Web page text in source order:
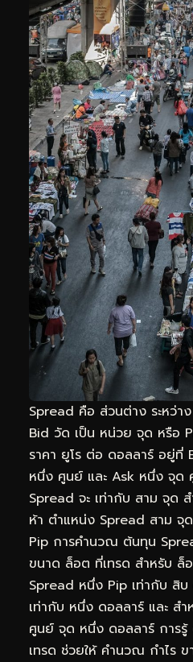
Spread คือ ส่วนต่าง ระหว่า
Bid วัด เป็น หน่วย จุด หรือ
ราคา ยูโร ต่อ ดอลลาร์ อยู่
หนึ่ง ศูนย์ และ Ask หนึ่ง จุด
Spread จะ เท่ากับ สาม จุด
ห้า ตำแหน่ง Spread สาม จุ
Pip การคำนวณ ต้นทุน
ขนาด ล็อต ที่เทรด สำหรับ
Spread หนึ่ง Pip เท่ากับ สิ
เท่ากับ หนึ่ง ดอลลาร์ และ สำ
ศูนย์ จุด หนึ่ง ดอลลาร์ การ
เทรด ช่วยให้ คำนวณ กำไร